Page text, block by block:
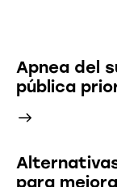
Apnea del
pública
para